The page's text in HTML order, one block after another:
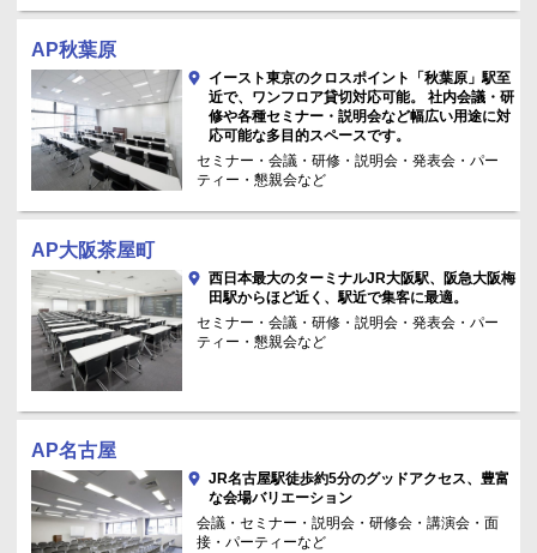
AP秋葉原
イースト東京のクロスポイント「秋葉原」駅至
近で、ワンフロア貸切対応可能。 社内会議・研
修や各種セミナー・説明会など幅広い用途に対
応可能な多目的スペースです。
セミナー・会議・研修・説明会・発表会・パー
ティー・懇親会など
AP大阪茶屋町
西日本最大のターミナルJR大阪駅、阪急大阪梅
田駅からほど近く、駅近で集客に最適。
セミナー・会議・研修・説明会・発表会・パー
ティー・懇親会など
AP名古屋
JR名古屋駅徒歩約5分のグッドアクセス、豊富
な会場バリエーション
会議・セミナー・説明会・研修会・講演会・面
接・パーティーなど